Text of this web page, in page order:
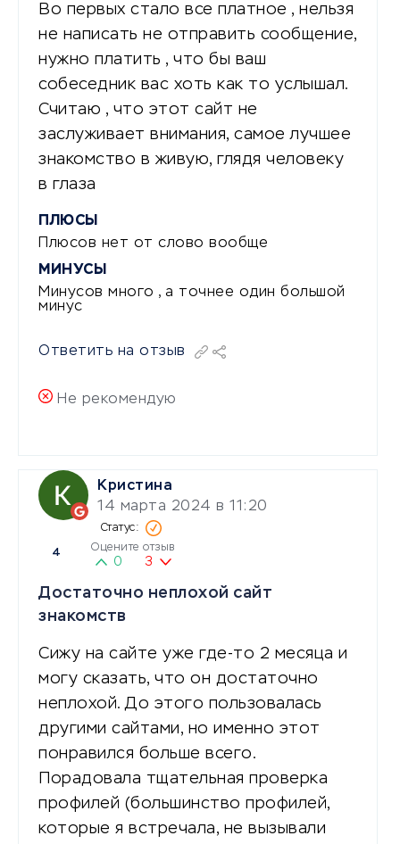
Во первых стало все платное , нельзя
не написать не отправить сообщение,
нужно платить , что бы ваш
собеседник вас хоть как то услышал.
Считаю , что этот сайт не
заслуживает внимания, самое лучшее
знакомство в живую, глядя человеку
в глаза
ПЛЮСЫ
Плюсов нет от слово вообще
МИНУСЫ
Минусов много , а точнее один большой
минус
Ответить на отзыв
Не рекомендую
Кристина
14 марта 2024 в 11:20
4 Оцените отзыв
0 3
Достаточно неплохой сайт
знакомств
Сижу на сайте уже где-то 2 месяца и
могу сказать, что он достаточно
неплохой. До этого пользовалась
другими сайтами, но именно этот
понравился больше всего.
Порадовала тщательная проверка
профилей (большинство профилей,
которые я встречала, не вызывали